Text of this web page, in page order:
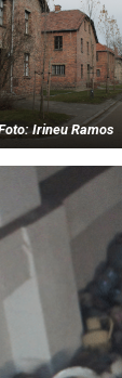
Irineu Ramos